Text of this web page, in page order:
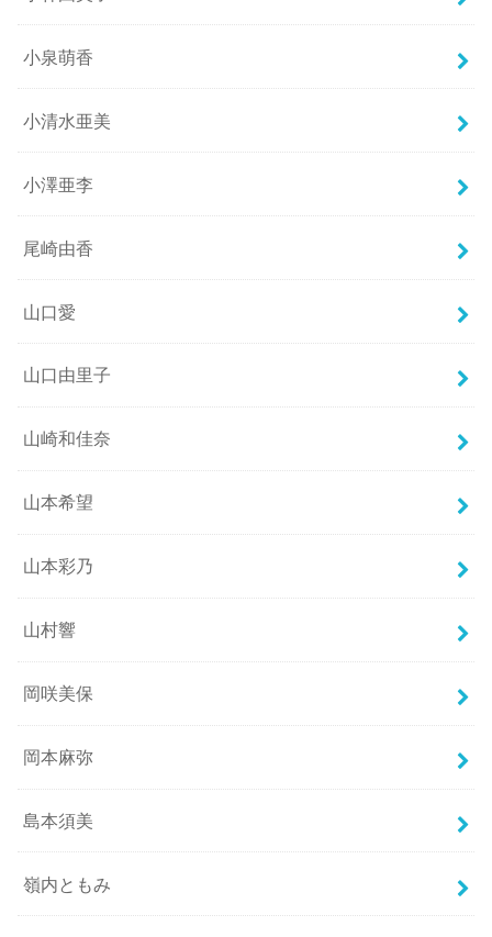
小泉萌香
小清水亜美
小澤亜李
尾崎由香
山口愛
山口由里子
山崎和佳奈
山本希望
山本彩乃
山村響
岡咲美保
岡本麻弥
島本須美
嶺内ともみ